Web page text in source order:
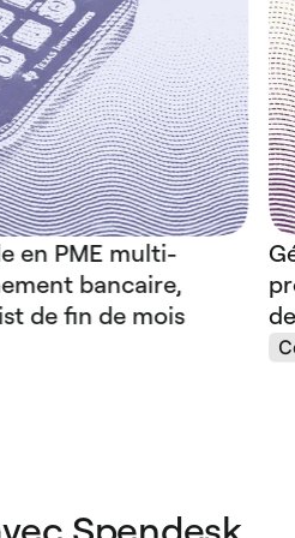
en PME multi-
bancaire,
de fin de mois